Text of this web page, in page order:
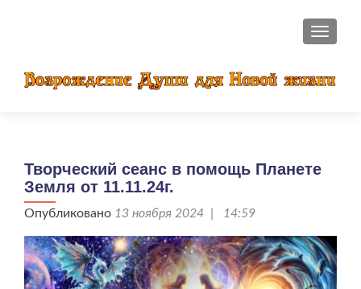
Творческий сеанс в помощь Планете
Земля от 11.11.24г.
Опубликовано 13 ноября 2024 | 14:59